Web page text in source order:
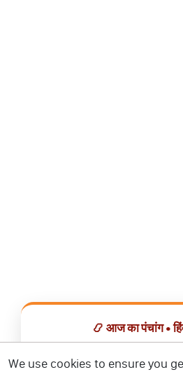
📿 आज का पंचांग •
We use cookies to ensure you